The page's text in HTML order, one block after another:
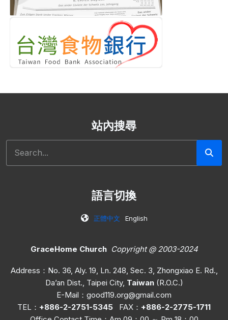
站內搜尋
語言切換
正體中文 English
GraceHome Church Copyright @ 2003-2024
Address：No. 36, Aly. 19, Ln. 248, Sec. 3, Zhongxiao E. Rd.,
Da’an Dist., Taipei City, Taiwan (R.O.C.)
E-Mail： good119.org@gmail.com
TEL： +886-2-2751-5345 FAX： +886-2-2775-1711